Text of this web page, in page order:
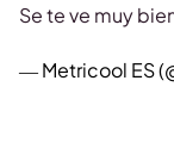
Se te ve muy
— Metricool ES